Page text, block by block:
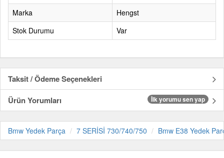
Marka
Hengst
Stok Durumu
Var
Taksit / Ödeme Seçenekleri
Ürün Yorumları
İlk yorumu sen yap
Bmw Yedek Parça 7 SERİSİ 730/740/750 Bmw E38 Yedek